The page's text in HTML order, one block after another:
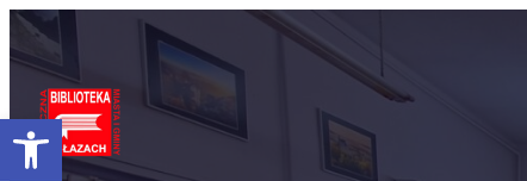
Otwórz pasek narzędzi
Przejdź
do
treści